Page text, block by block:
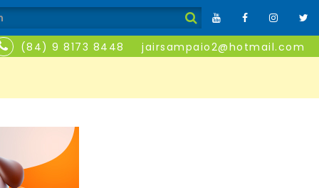
(84) 9 8173 8448 jairsampaio2@hotmail.com